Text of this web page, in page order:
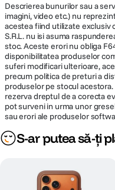
Descrierea bunurilor sau a
imagini, video etc.) nu
acestea fiind utilizate exclusiv
S.R.L. nu isi asuma
stoc. Aceste erori nu obliga
disponibilitatea produselor
suferi modificari ulterioare,
precum politica de preturi a
produselor pe stocul acestora.
rezerva dreptul de a corecta
pot surveni in urma unor
sau erori ale produselor
S-ar putea să-ți